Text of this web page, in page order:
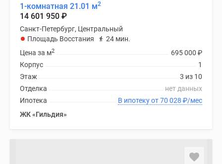
1-комнатная 21.01 м2
14 601 950 ₽
Санкт-Петербург, Центральный
Площадь Восстания
24 мин.
695 000 ₽
Цена за м2
1
Корпус
3 из 10
Этаж
нет данных
Отделка
В ипотеку от 70 028 ₽/мес
Ипотека
ЖК «Гильдия»